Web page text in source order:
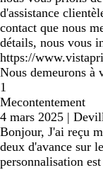
d'assistance
contact que nous
détails, nous vous
https://
Nous demeurons à
1
Mecontentement
4 mars 2025 |
Bonjour, J'ai reçu
deux d'avance sur
personnalisation